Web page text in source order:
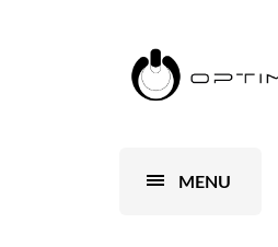
MENU